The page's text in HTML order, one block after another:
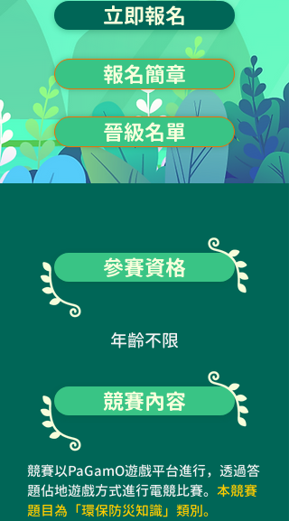
立即報名
報名簡章
晉級名單
參賽資格
​年齡不限
競賽內容
競賽以PaGamO遊戲平台進行，透過答
題佔地遊戲方式進行電競比賽。 本競賽
題目為「環保防災知識」類別。